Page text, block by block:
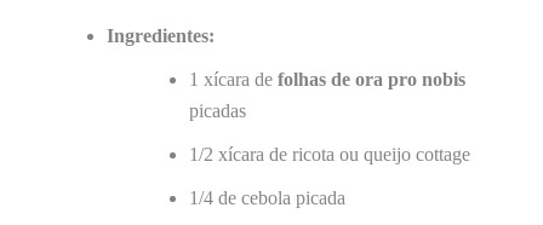
Ingredientes:
1 xícara de folhas de ora pro nobis
picadas
1/2 xícara de ricota ou queijo cottage
1/4 de cebola picada